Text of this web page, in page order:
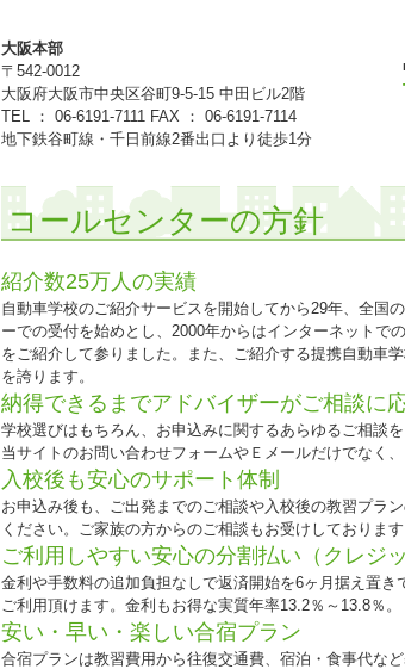
大阪本部
〒542-0012
大阪府大阪市中央区谷町9-5-15 中田ビル2階
TEL ： 06-6191-7111 FAX ： 06-6191-7114
地下鉄谷町線・千日前線2番出口より徒歩1分
コールセンターの方針
紹介数25万人の実績
自動車学校のご紹介サービスを開始してから29年、全国
ーでの受付を始めとし、2000年からはインターネットで
をご紹介して参りました。また、ご紹介する提携自動車
を誇ります。
納得できるまでアドバイザーがご相談に
学校選びはもちろん、お申込みに関するあらゆるご相談
当サイトのお問い合わせフォームやＥメールだけでなく
入校後も安心のサポート体制
お申込み後も、ご出発までのご相談や入校後の教習プラ
ください。ご家族の方からのご相談もお受けしております
ご利用しやすい安心の分割払い（クレジ
金利や手数料の追加負担なしで返済開始を6ヶ月据え置
ご利用頂けます。金利もお得な実質年率13.2％～13.8％。
安い・早い・楽しい合宿プラン
合宿プランは教習費用から往復交通費、宿泊・食事代な